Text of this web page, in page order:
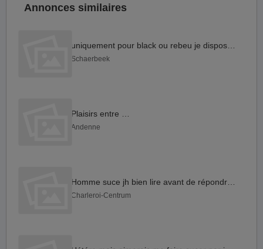
Annonces similaires
Schaerbeek
Andenne
Charleroi-Centrum